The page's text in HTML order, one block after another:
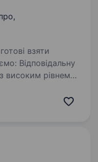
взяти
високим рівнем